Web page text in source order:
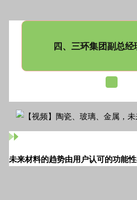
四、三环集团副总经
未来材料的趋势由用户认可的功能